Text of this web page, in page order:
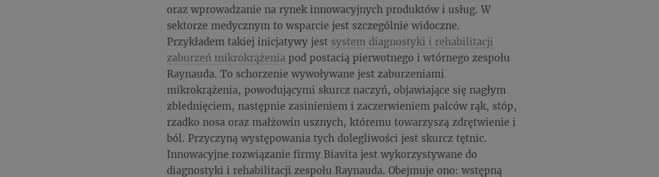
oraz wprowadzanie na rynek innowacyjnych produktów i usług. W
sektorze medycznym to wsparcie jest szczególnie widoczne.
Przykładem takiej inicjatywy jest system diagnostyki i rehabilitacji
zaburzeń mikrokrążenia pod postacią pierwotnego i wtórnego zespołu
Raynauda. To schorzenie wywoływane jest zaburzeniami
mikrokrążenia, powodującymi skurcz naczyń, objawiające się nagłym
zblednięciem, następnie zasinieniem i zaczerwieniem palców rąk, stóp,
rzadko nosa oraz małżowin usznych, któremu towarzyszą zdrętwienie i
ból. Przyczyną występowania tych dolegliwości jest skurcz tętnic.
Innowacyjne rozwiązanie firmy Biavita jest wykorzystywane do
diagnostyki i rehabilitacji zespołu Raynauda. Obejmuje ono: wstępną